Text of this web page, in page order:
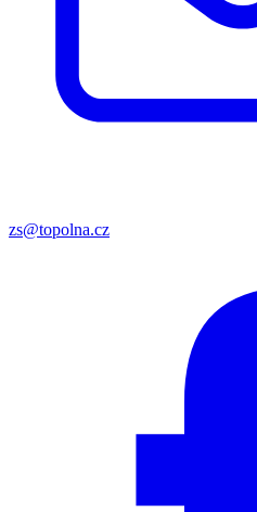
zs@topolna.cz